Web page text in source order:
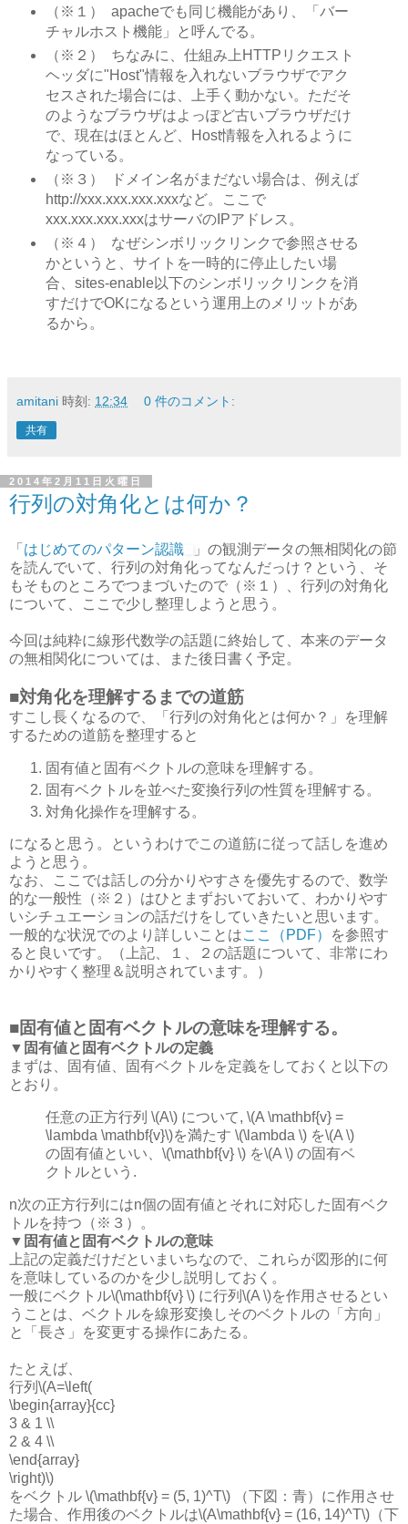
（※１） apacheでも同じ機能があり、「バー
チャルホスト機能」と呼んでる。
（※２） ちなみに、仕組み上HTTPリクエスト
ヘッダに"Host"情報を入れないブラウザでアク
セスされた場合には、上手く動かない。ただそ
のようなブラウザはよっぽど古いブラウザだけ
で、現在はほとんど、Host情報を入れるように
なっている。
（※３） ドメイン名がまだない場合は、例えば
http://xxx.xxx.xxx.xxxなど。ここで
xxx.xxx.xxx.xxxはサーバのIPアドレス。
（※４） なぜシンボリックリンクで参照させる
かというと、サイトを一時的に停止したい場
合、sites-enable以下のシンボリックリンクを消
すだけでOKになるという運用上のメリットがあ
るから。
amitani 時刻: 12:34 0 件のコメント:
共有
2014年2月11日火曜日
行列の対角化とは何か？
「 はじめてのパターン認識
」の観測データの無相関化の節
を読んでいて、行列の対角化ってなんだっけ？という、そ
もそものところでつまづいたので（※１）、行列の対角化
について、ここで少し整理しようと思う。
今回は純粋に線形代数学の話題に終始して、本来のデータ
の無相関化については、また後日書く予定。
■対角化を理解するまでの道筋
すこし長くなるので、「行列の対角化とは何か？」を理解
するための道筋を整理すると
固有値と固有ベクトルの意味を理解する。
固有ベクトルを並べた変換行列の性質を理解する。
対角化操作を理解する。
になると思う。というわけでこの道筋に従って話しを進め
ようと思う。
なお、ここでは話しの分かりやすさを優先するので、数学
的な一般性（※２）はひとまずおいておいて、わかりやす
いシチュエーションの話だけをしていきたいと思います。
一般的な状況でのより詳しいことはここ（PDF）
を参照す
ると良いです。（上記、１、２の話題について、非常にわ
かりやすく整理＆説明されています。）
■固有値と固有ベクトルの意味を理解する。
▼固有値と固有ベクトルの定義
まずは、固有値、固有ベクトルを定義をしておくと以下の
とおり。
任意の正方行列 \(A\) について, \(A \mathbf{v} =
\lambda \mathbf{v}\)を満たす \(\lambda \) を\(A \)
の固有値といい、\(\mathbf{v} \) を\(A \) の固有ベ
クトルという.
n次の正方行列にはn個の固有値とそれに対応した固有ベク
トルを持つ（※３）。
▼固有値と固有ベクトルの意味
上記の定義だけだといまいちなので、これらが図形的に何
を意味しているのかを少し説明しておく。
一般にベクトル\(\mathbf{v} \) に行列\(A \)を作用させるとい
うことは、ベクトルを線形変換しそのベクトルの「方向」
と「長さ」を変更する操作にあたる。
たとえば、
行列\(A=\left(
\begin{array}{cc}
3 & 1 \\
2 & 4 \\
\end{array}
\right)\)
をベクトル \(\mathbf{v} = (5, 1)^T\) （下図：青）に作用させ
た場合、作用後のベクトルは\(A\mathbf{v} = (16, 14)^T\)（下